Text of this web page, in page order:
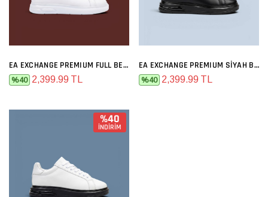
EA EXCHANGE PREMIUM FULL BEYAZ
%40 2,399.99 TL
EA EXCHANGE PREMIUM SIYAH BEYAZ
%40 2,399.99 TL
%40
İNDİRİM